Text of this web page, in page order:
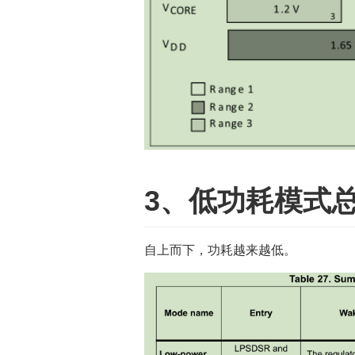
3、低功耗模式
自上而下，功耗越来越低。